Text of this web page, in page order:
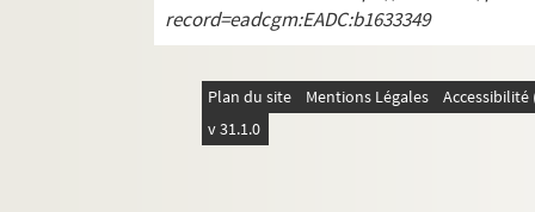
record=eadcgm:EADC:b1633349
Plan du site Mentions Légales
v 31.1.0